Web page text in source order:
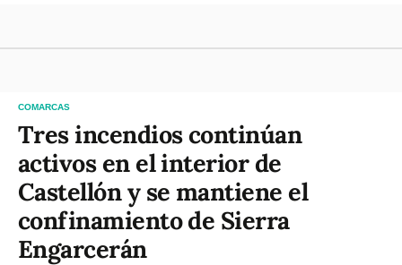
COMARCAS
Tres incendios continúan
activos en el interior de
Castellón y se mantiene el
confinamiento de Sierra
Engarcerán